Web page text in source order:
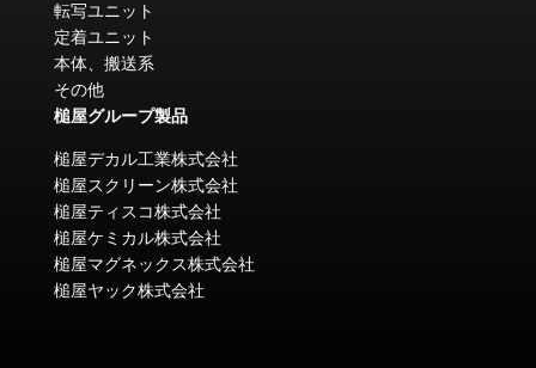
転写ユニット
定着ユニット
本体、搬送系
その他
槌屋グループ製品
槌屋デカル工業株式会社
槌屋スクリーン株式会社
槌屋ティスコ株式会社
槌屋ケミカル株式会社
槌屋マグネックス株式会社
槌屋ヤック株式会社